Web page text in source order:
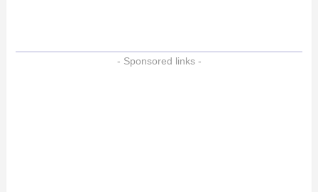
- Sponsored links -